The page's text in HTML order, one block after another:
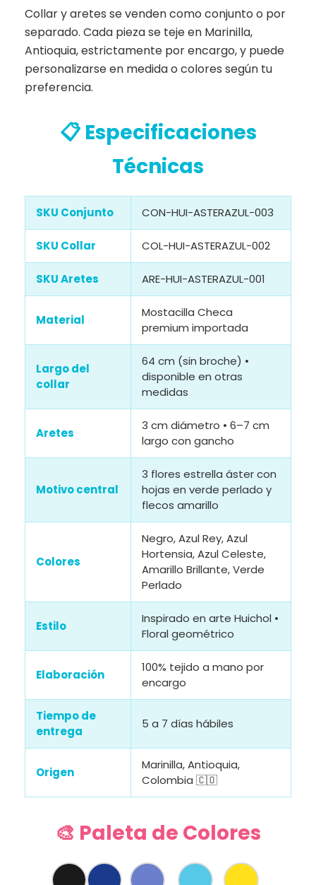
Collar y aretes se venden como conjunto o por
separado. Cada pieza se teje en Marinilla,
Antioquia, estrictamente por encargo, y puede
personalizarse en medida o colores según tu
preferencia.
📋 Especificaciones
Técnicas
SKU Conjunto CON-HUI-ASTERAZUL-003
SKU Collar COL-HUI-ASTERAZUL-002
SKU Aretes ARE-HUI-ASTERAZUL-001
Material
Mostacilla Checa
premium importada
Largo del
collar
64 cm (sin broche) •
disponible en otras
medidas
Aretes
3 cm diámetro • 6–7 cm
largo con gancho
Motivo central
3 flores estrella áster con
hojas en verde perlado y
flecos amarillo
Colores
Negro, Azul Rey, Azul
Hortensia, Azul Celeste,
Amarillo Brillante, Verde
Perlado
Estilo
Inspirado en arte Huichol •
Floral geométrico
Elaboración
100% tejido a mano por
encargo
Tiempo de
entrega
5 a 7 días hábiles
Origen
Marinilla, Antioquia,
Colombia 🇨🇴
🎨 Paleta de Colores